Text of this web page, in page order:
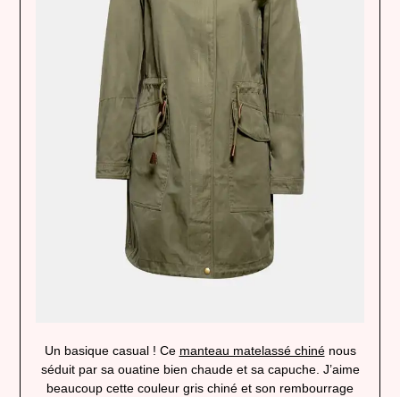
Un basique casual ! Ce manteau matelassé chinénous
séduit par sa ouatine bien chaude et sa capuche. J’aime
beaucoup cette couleur gris chiné et son rembourrage